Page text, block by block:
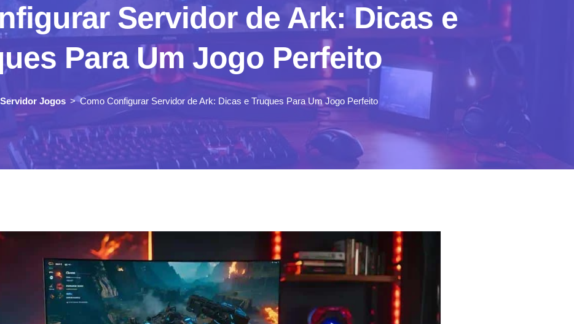
Servidor de Ark: Dicas e
Para Um Jogo Perfeito
Servidor Jogos Como Configurar Servidor de Ark: Dicas e Truques Para Um Jogo Perfeito